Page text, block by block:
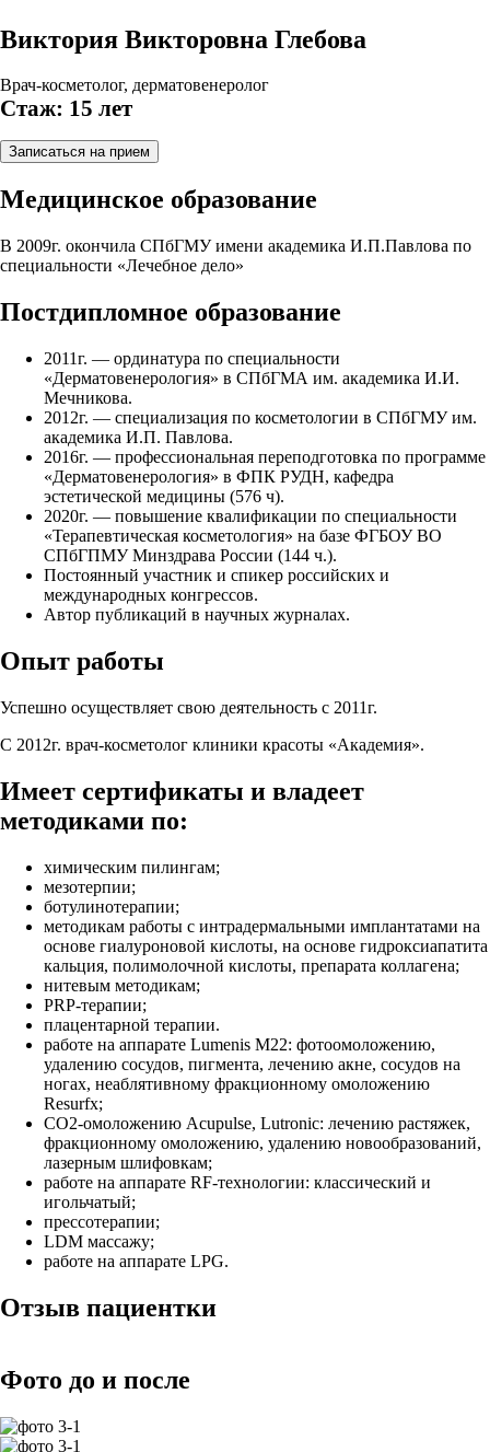
Виктория Викторовна Глебова
Врач-косметолог, дерматовенеролог
Стаж: 15 лет
Записаться на прием
Медицинское образование
В 2009г. окончила СПбГМУ имени академика И.П.Павлова по
специальности «Лечебное дело»
Постдипломное образование
2011г. — ординатура по специальности
«Дерматовенерология» в СПбГМА им. академика И.И.
Мечникова.
2012г. — специализация по косметологии в СПбГМУ им.
академика И.П. Павлова.
2016г. — профессиональная переподготовка по программе
«Дерматовенерология» в ФПК РУДН, кафедра
эстетической медицины (576 ч).
2020г. — повышение квалификации по специальности
«Терапевтическая косметология» на базе ФГБОУ ВО
СПбГПМУ Минздрава России (144 ч.).
Постоянный участник и спикер российских и
международных конгрессов.
Автор публикаций в научных журналах.
Опыт работы
Успешно осуществляет свою деятельность с 2011г.
С 2012г. врач-косметолог клиники красоты «Академия».
Имеет сертификаты и владеет
методиками по:
химическим пилингам;
мезотерпии;
ботулинотерапии;
методикам работы с интрадермальными имплантатами на
основе гиалуроновой кислоты, на основе гидроксиапатита
кальция, полимолочной кислоты, препарата коллагена;
нитевым методикам;
PRP-терапии;
плацентарной терапии.
работе на аппарате Lumenis M22: фотоомоложению,
удалению сосудов, пигмента, лечению акне, сосудов на
ногах, неаблятивному фракционному омоложению
Resurfx;
CO2-омоложению Acupulse, Lutronic: лечению растяжек,
фракционному омоложению, удалению новообразований,
лазерным шлифовкам;
работе на аппарате RF-технологии: классический и
игольчатый;
прессотерапии;
LDM массажу;
работе на аппарате LPG.
Отзыв пациентки
Фото до и после